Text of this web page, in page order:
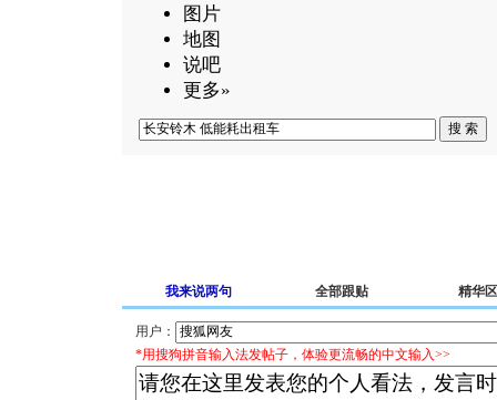
图片
地图
说吧
更多»
我来说两句 全部跟贴 精华区
用户：
*用搜狗拼音输入法发帖子，体验更流畅的中文输入>>